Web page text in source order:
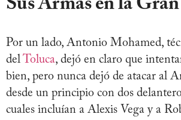
Sus Armas en la
Por un lado, Antonio Mohamed,
del Toluca, dejó en claro que
bien, pero nunca dejó de atacar al
desde un principio con dos
cuales incluían a Alexis Vega y a